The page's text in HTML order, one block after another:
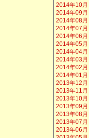
2014年10月
2014年09月
2014年08月
2014年07月
2014年06月
2014年05月
2014年04月
2014年03月
2014年02月
2014年01月
2013年12月
2013年11月
2013年10月
2013年09
2013年08
2013年07
2013年06月